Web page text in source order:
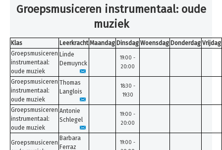
Inschrijven
Uurroosters 26-27
Contact
Projecten
Aanmelden
Afwezigheden
U bent hier:
Home
Uurroosters 26-27
Muziek
Groepsmusiceren instrumentaal: oude
muziek
Klas Leerkracht Maandag Dinsdag Woensdag Donderdag Vrijdag
Groepsmusiceren
instrumentaal:
oude muziek
Linde
Demuynck
19:00 -
20:00
Groepsmusiceren
instrumentaal:
oude muziek
Thomas
Langlois
18:30 -
19:30
Groepsmusiceren
instrumentaal:
oude muziek
Antonie
Schlegel
19:00 -
20:00
Groepsmusiceren
Barbara
Ferraz
19:00 -